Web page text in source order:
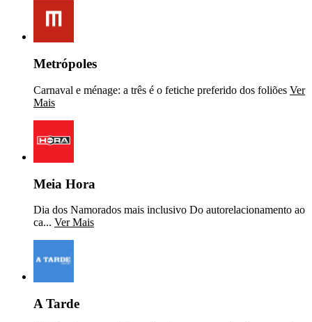
Metrópoles
Carnaval e ménage: a três é o fetiche preferido dos foliões Ver
Mais
Meia Hora
Dia dos Namorados mais inclusivo Do autorelacionamento ao
ca... Ver Mais
A Tarde